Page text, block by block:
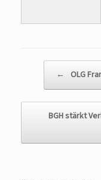
← OLG
BGH stärkt